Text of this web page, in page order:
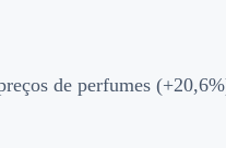
de perfumes